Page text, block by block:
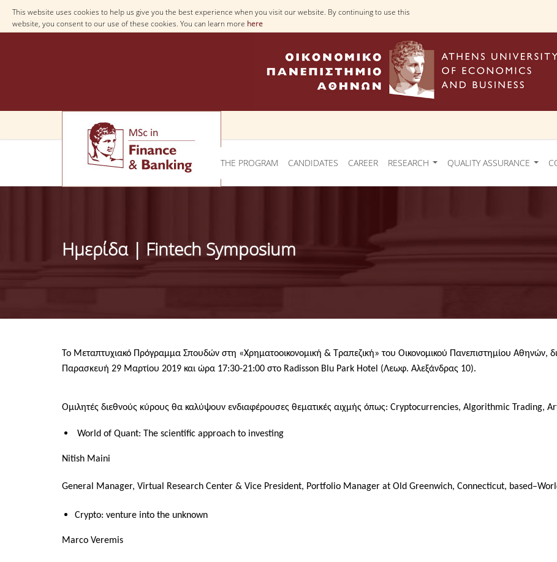
This website uses cookies to help us give you the best experience when you visit our website. By continuing to use this
website, you consent to our use of these cookies. You can learn more here
THE PROGRAM CANDIDATES CAREER RESEARCH QUALITY ASSURANCE
Hμερίδα | Fintech Symposium
Το Μεταπτυχιακό Πρόγραμμα Σπουδών στη «Χρηματοοικονομική & Τραπεζική» του Οικονομικού Πανεπιστημίου Αθηνών,
Παρασκευή 29 Μαρτίου 2019και ώρα 17:30-21:00στο Radisson Blu Park Hotel (Λεωφ. Αλεξάνδρας 10).
Ομιλητές διεθνούς κύρους θα καλύψουν ενδιαφέρουσες θεματικές αιχμής όπως: Cryptocurrencies, Algorithmic Trading,
World of Quant: The scientific approach to investing
Nitish Maini
General Manager, Virtual Research Center & Vice President, Portfolio Manager at Old Greenwich, Connecticut,
Crypto: venture into the unknown
Marco Veremis